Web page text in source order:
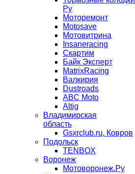
Ру
Моторемонт
Motosave
Мотовитрина
Insaneracing
Скартим
Байк Эксперт
MatrixRacing
Валкирия
Dustroads
ABC Moto
Altig
Владимирская
область
Gsxrclub.ru, Ковров
Подольск
TENBOX
Воронеж
Мотоворонеж.Ру